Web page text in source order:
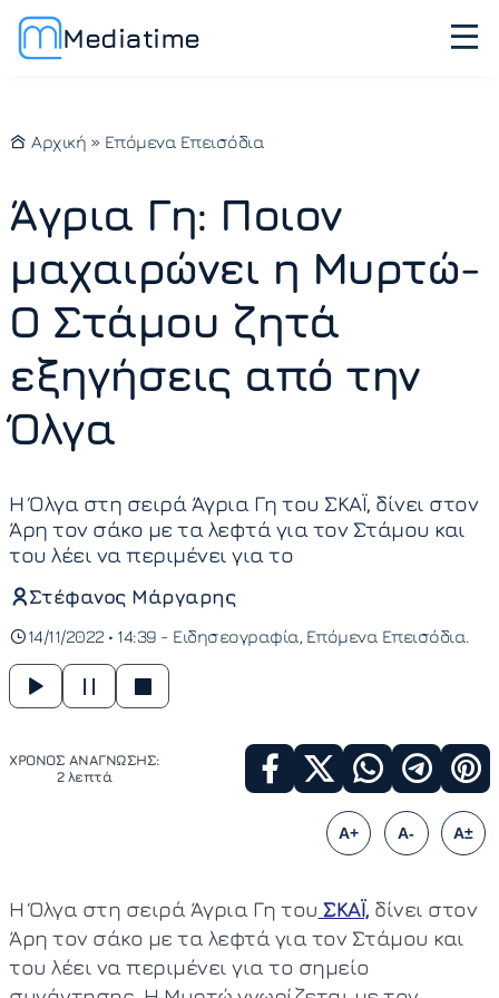
Mediatime
Αρχική » Επόμενα Επεισόδια
Άγρια Γη: Ποιον
μαχαιρώνει η Μυρτώ-
Ο Στάμου ζητά
εξηγήσεις από την
Όλγα
Η Όλγα στη σειρά Άγρια Γη του ΣΚΑΪ, δίνει στον
Άρη τον σάκο με τα λεφτά για τον Στάμου και
του λέει να περιμένει για το
Στέφανος Μάργαρης
14/11/2022 • 14:39 - Ειδησεογραφία Επόμενα Επεισόδια
ΧΡΟΝΟΣ ΑΝΑΓΝΩΣΗΣ:
2 λεπτά
A+ A- A±
Η Όλγα στη σειρά Άγρια Γη του ΣΚΑΪ, δίνει στον
Άρη τον σάκο με τα λεφτά για τον Στάμου και
του λέει να περιμένει για το σημείο